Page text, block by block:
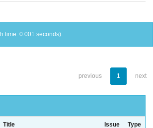
time: 0.001 seconds).
previous 1 next
Title
Issue
Type